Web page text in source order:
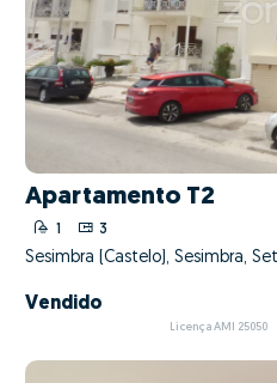
Apartamento T2
1 3
Sesimbra (Castelo), Sesimbra,
Vendido
Licença AMI 25050